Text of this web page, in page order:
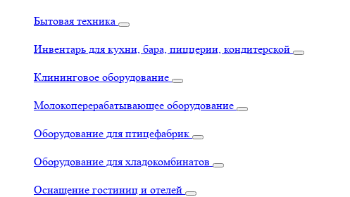
Бытовая техника
Инвентарь для кухни, бара, пиццерии, кондитерской
Клининговое оборудование
Молокоперерабатывающее оборудование
Оборудование для птицефабрик
Оборудование для хладокомбинатов
Оснащение гостиниц и отелей